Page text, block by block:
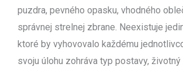
puzdra, pevného opasku, vhodného
správnej strelnej zbrane. Neexistuje
ktoré by vyhovovalo každému
svoju úlohu zohráva typ postavy,